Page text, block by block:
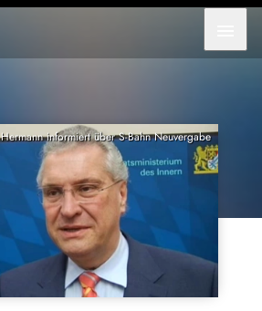
Hermann informiert über S-Bahn Neuvergabe